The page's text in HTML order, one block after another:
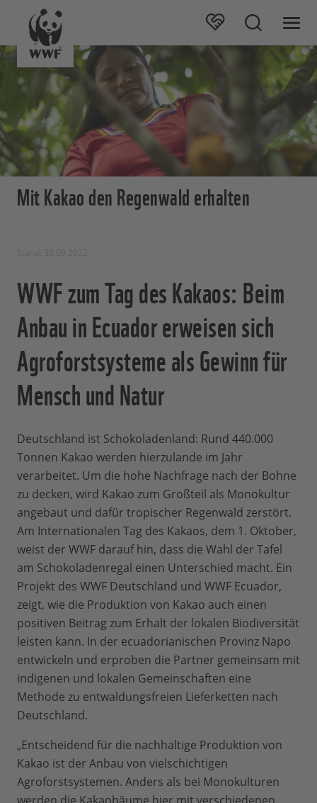
Mit Kakao den Regenwald erhalten
WWF zum Tag des Kakaos: Beim
Anbau in Ecuador erweisen sich
Agroforstsysteme als Gewinn für
Mensch und Natur
Deutschland ist Schokoladenland: Rund 440.000
Tonnen Kakao werden hierzulande im Jahr
verarbeitet. Um die hohe Nachfrage nach der Bohne
zu decken, wird Kakao zum Großteil als Monokultur
angebaut und dafür tropischer Regenwald zerstört.
Am Internationalen Tag des Kakaos, dem 1. Oktober,
weist der WWF darauf hin, dass die Wahl der Tafel
am Schokoladenregal einen Unterschied macht. Ein
Projekt des WWF Deutschland und WWF Ecuador,
zeigt, wie die Produktion von Kakao auch einen
positiven Beitrag zum Erhalt der lokalen Biodiversität
leisten kann. In der ecuadorianischen Provinz Napo
entwickeln und erproben die Partner gemeinsam mit
indigenen und lokalen Gemeinschaften eine
Methode zu entwaldungsfreien Lieferketten nach
Deutschland.
„Entscheidend für die nachhaltige Produktion von
Kakao ist der Anbau von vielschichtigen
Agroforstsystemen. Anders als bei Monokulturen